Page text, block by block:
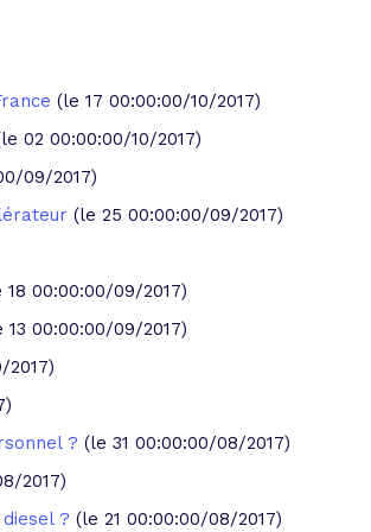
(le 17 00:00:00/10/2017)
02 00:00:00/10/2017)
09/2017)
(le 25 00:00:00/09/2017)
18 00:00:00/09/2017)
13 00:00:00/09/2017)
2017)
? (le 31 00:00:00/08/2017)
2017)
? (le 21 00:00:00/08/2017)